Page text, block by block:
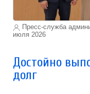
Пресс-служба
июля 2026
Достойно
долг